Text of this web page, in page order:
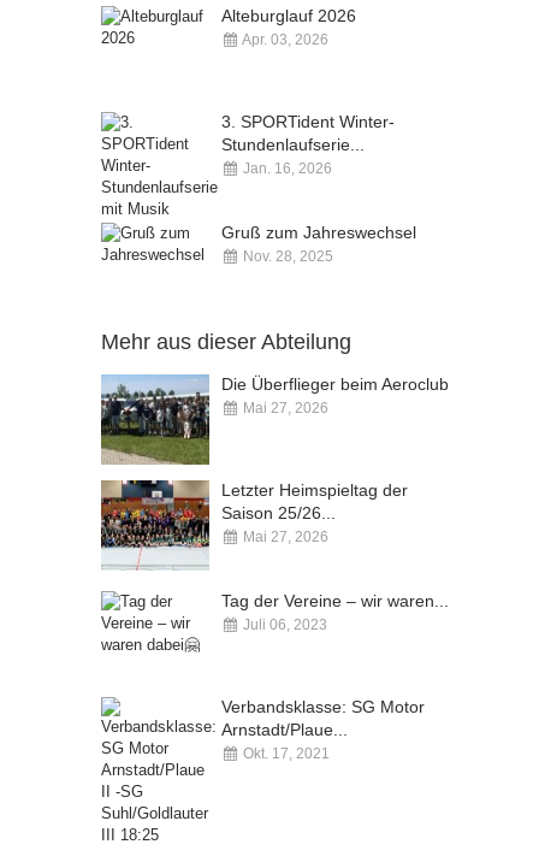
Alteburglauf 2026
Apr. 03, 2026
3. SPORTident Winter-
Stundenlaufserie...
Jan. 16, 2026
Gruß zum Jahreswechsel
Nov. 28, 2025
Mehr aus dieser Abteilung
Die Überflieger beim Aeroclub
Mai 27, 2026
Letzter Heimspieltag der
Saison 25/26...
Mai 27, 2026
Tag der Vereine – wir waren...
Juli 06, 2023
Verbandsklasse: SG Motor
Arnstadt/Plaue...
Okt. 17, 2021